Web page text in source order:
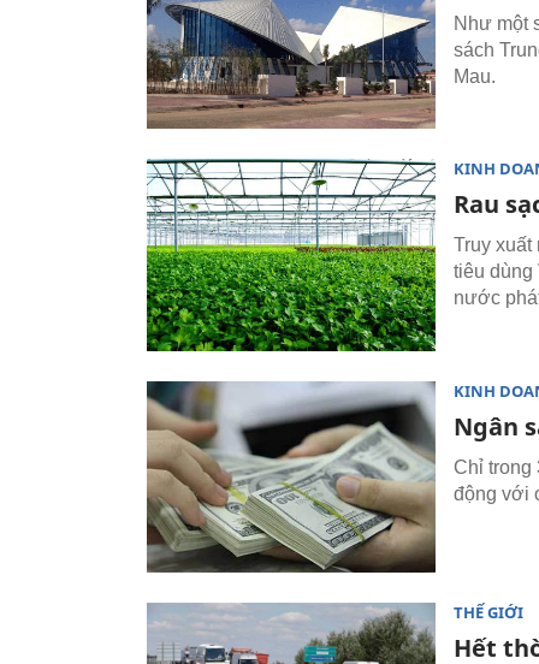
Như một
sách
Mau.
KINH
Rau
Truy xuất
tiêu dùng
nước
KINH
Ngân
Chỉ trong
động với
THẾ GIỚI
Hết